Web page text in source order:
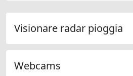
Visionare radar pioggia
Webcams